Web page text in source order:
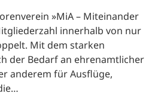
»MiA – Miteinander
innerhalb von nur
Mit dem starken
der Bedarf an ehrenamtlicher
anderem für Ausflüge,